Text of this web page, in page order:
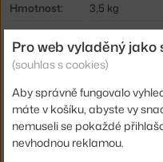
Hmotnost:
3,5 kg
Područky:
bez područek
Barva:
světle šedá
Materiál:
chromovaná
Stohovatelné:
ano
Sedák:
dřevo
Pro web vyladěný
(souhlas s cookies)
Aby správně fungovalo
máte v košíku, abyste vy
nemuseli se pokaždé
nevhodnou reklamou.